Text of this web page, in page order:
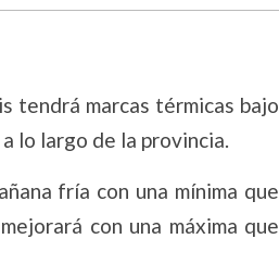
tendrá marcas térmicas bajo
lo largo de la provincia.
fría con una mínima que
con una máxima que